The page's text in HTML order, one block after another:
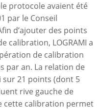
protocole avaient été
par le Conseil
d’ajouter des points
calibration, LOGRAMI a
de calibration
par an. La relation de
sur 21 points (dont 5
rive gauche de
cette calibration permet